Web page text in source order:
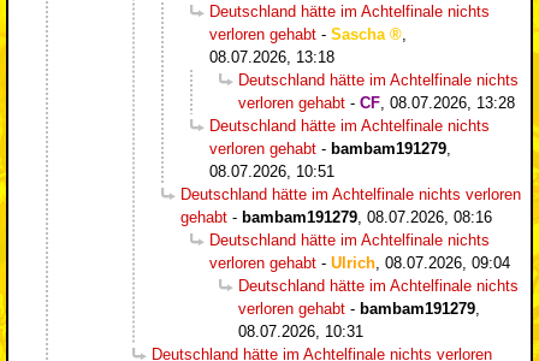
Deutschland hätte im Achtelfinale nichts
verloren gehabt - Sascha
08.07.2026, 13:18
Deutschland hätte im Achtelfinale nichts
verloren gehabt - CF 08.07.2026, 13:28
Deutschland hätte im Achtelfinale nichts
verloren gehabt - bambam191279
08.07.2026, 10:51
Deutschland hätte im Achtelfinale nichts verloren
gehabt - bambam191279 08.07.2026, 08:16
Deutschland hätte im Achtelfinale nichts
verloren gehabt - Ulrich 08.07.2026, 09:04
Deutschland hätte im Achtelfinale nichts
verloren gehabt - bambam191279
08.07.2026, 10:31
Deutschland hätte im Achtelfinale nichts verloren